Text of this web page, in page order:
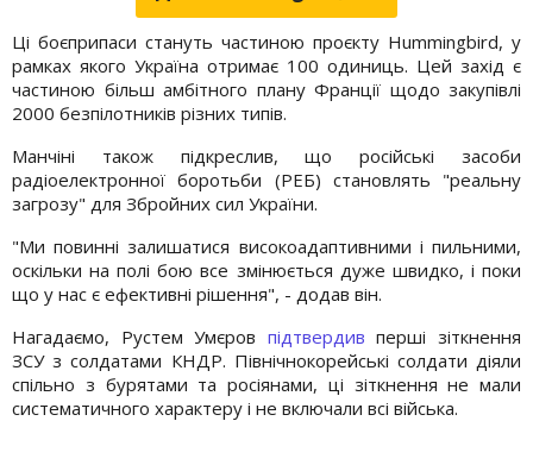
Ці боєприпаси стануть частиною проєкту Hummingbird, у
рамках якого Україна отримає 100 одиниць. Цей захід є
частиною більш амбітного плану Франції щодо закупівлі
2000 безпілотників різних типів.
Манчіні також підкреслив, що російські засоби
радіоелектронної боротьби (РЕБ) становлять "реальну
загрозу" для Збройних сил України.
"Ми повинні залишатися високоадаптивними і пильними,
оскільки на полі бою все змінюється дуже швидко, і поки
що у нас є ефективні рішення", - додав він.
Нагадаємо, Рустем Умєров підтвердив перші зіткнення
ЗСУ з солдатами КНДР. Північнокорейські солдати діяли
спільно з бурятами та росіянами, ці зіткнення не мали
систематичного характеру і не включали всі війська.